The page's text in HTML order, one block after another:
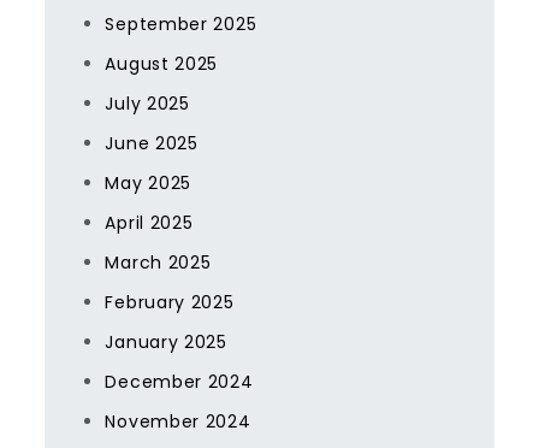
September 2025
August 2025
July 2025
June 2025
May 2025
April 2025
March 2025
February 2025
January 2025
December 2024
November 2024